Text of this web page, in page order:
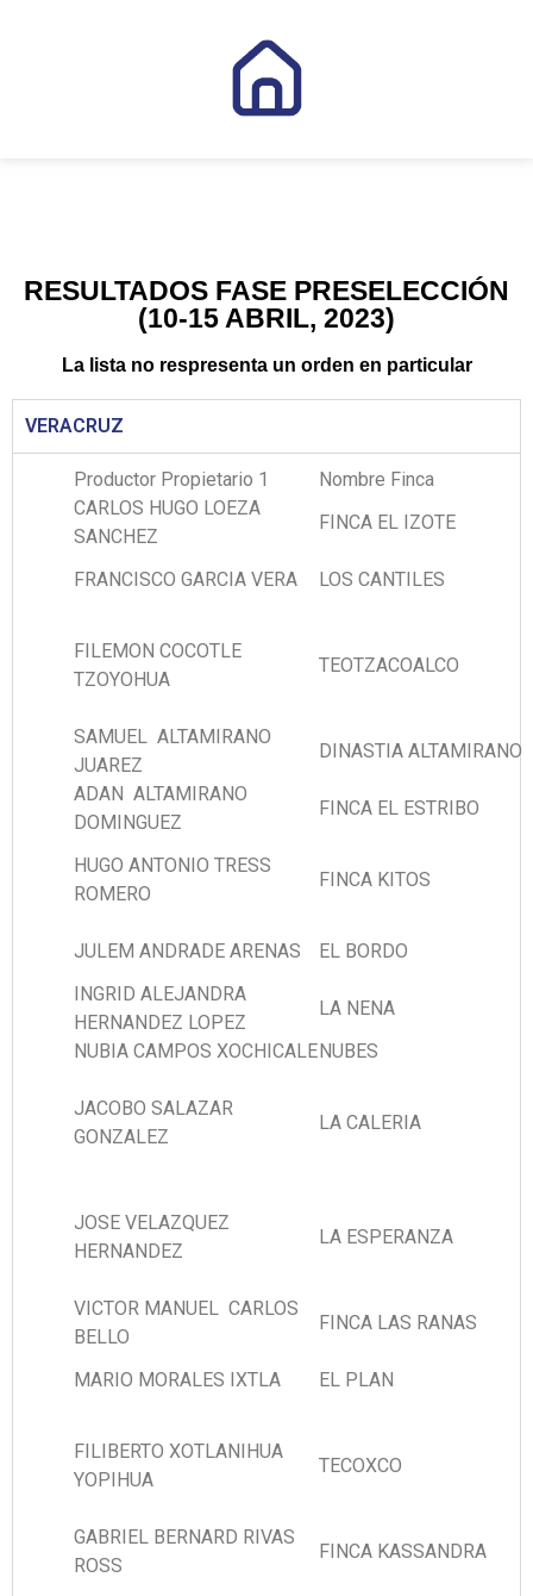
RESULTADOS FASE PRESELECCIÓN
(10-15 ABRIL, 2023)
La lista no respresenta un orden en particular
VERACRUZ
Productor Propietario 1
Nombre Finca
CARLOS HUGO LOEZA
SANCHEZ
FINCA EL IZOTE
FRANCISCO GARCIA VERA LOS CANTILES
FILEMON COCOTLE
TZOYOHUA
TEOTZACOALCO
SAMUEL ALTAMIRANO
JUAREZ
DINASTIA ALTAMIRANO
ADAN ALTAMIRANO
DOMINGUEZ
FINCA EL ESTRIBO
HUGO ANTONIO TRESS
ROMERO
FINCA KITOS
JULEM ANDRADE ARENAS
EL BORDO
INGRID ALEJANDRA
HERNANDEZ LOPEZ
LA NENA
NUBIA CAMPOS XOCHICALE NUBES
JACOBO SALAZAR
GONZALEZ
LA CALERIA
JOSE VELAZQUEZ
HERNANDEZ
LA ESPERANZA
VICTOR MANUEL CARLOS
BELLO
FINCA LAS RANAS
MARIO MORALES IXTLA EL PLAN
FILIBERTO XOTLANIHUA
YOPIHUA
TECOXCO
GABRIEL BERNARD RIVAS
ROSS
FINCA KASSANDRA